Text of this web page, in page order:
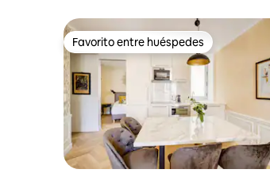
Favorito entre huéspedes
Favorito entre huéspedes